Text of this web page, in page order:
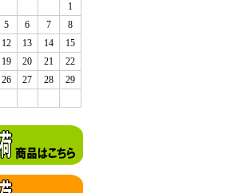
1
5 6 7
8
12 13 14
15
19 20 21
22
26 27 28
29